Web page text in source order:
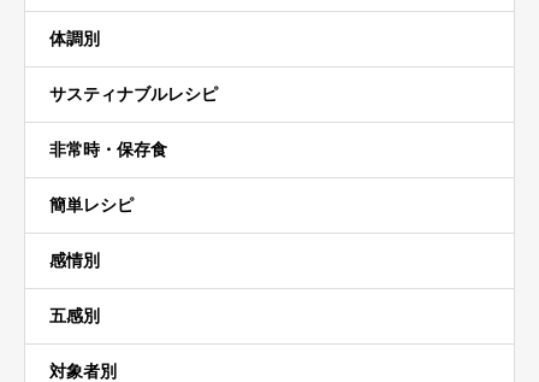
体調別
サスティナブルレシピ
非常時・保存食
簡単レシピ
感情別
五感別
対象者別